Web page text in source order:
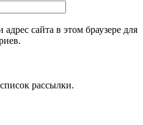
сайта в этом браузере для
рассылки.